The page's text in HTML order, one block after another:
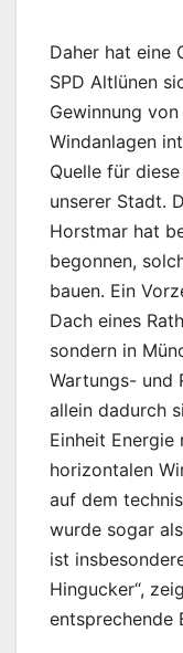
Daher hat eine
SPD Altlünen
Gewinnung
Windanlagen
Quelle für
unserer Stadt.
Horstmar hat
begonnen,
bauen. Ein
Dach eines
sondern in
Wartungs- und
allein dadurch
Einheit
horizontalen
auf dem
wurde sogar
ist
Hingucker“,
entsprechende